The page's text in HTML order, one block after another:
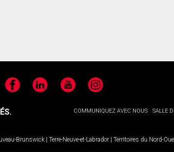
FacebookLinkedIn YouTubeInstagram
COMMUNIQUEZ AVEC NOUS SALLE
Brunswick | Terre-Neuve-et-Labrador | Territoires du Nord-